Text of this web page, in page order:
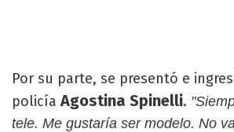
Por su parte, se presentó e
policía Agostina Spinelli.
tele. Me gustaría ser modelo. No